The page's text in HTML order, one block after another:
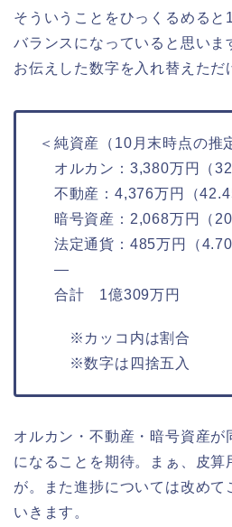
そういうことをひっくるめると
バランスになっていると思いま
お伝えした数字を入れ替えただ
＜純資産（10月末時点の推
オルカン：3,380万円（
不動産：4,376万円（
暗号資産：2,068万円（
法定通貨：485万円（
—
合計 1億309万円
※カッコ内は割合
※数字は四捨五入
オルカン・不動産・暗号資産が
になることを期待。まぁ、皮算
が。また進捗については改めて
いきます。